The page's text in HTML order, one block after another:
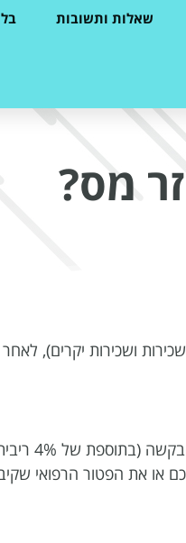
שאלות ותשובות
מס?
ושכירות יקרים), לאחר
עכשיו בואו נרד לפרטים. ראשית יש לציין כי החזר מס ניתן לקבל גם עד 6 שנים אחורה מיום
או את הפטור הרפואי